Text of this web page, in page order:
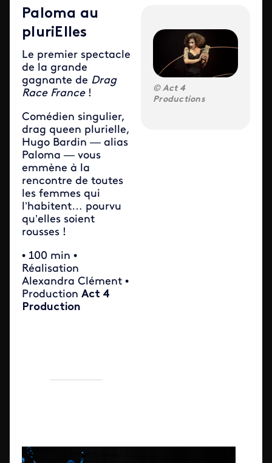
Paloma au
pluriElles
Le premier spectacle
de la grande
gagnante de Drag
Race France!
Comédien singulier,
drag queen plurielle,
Hugo Bardin — alias
Paloma — vous
emmène à la
rencontre de toutes
les femmes qui
l’habitent… pourvu
qu’elles soient
rousses !
• 100 min •
Réalisation
Alexandra Clément •
Production Act 4
Production
Act 4
Productions